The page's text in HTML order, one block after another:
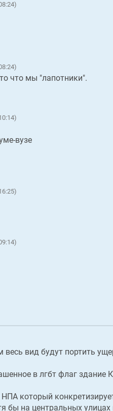
что мы "лапотники".
вузе
весь вид будут портить
в лгбт флаг здание
который
бы на центральных